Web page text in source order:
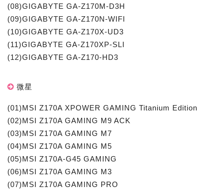
(08)GIGABYTE GA-Z170M-D3H
(09)GIGABYTE GA-Z170N-WIFI
(10)GIGABYTE GA-Z170X-UD3
(11)GIGABYTE GA-Z170XP-SLI
(12)GIGABYTE GA-Z170-HD3
微星
(01)MSI Z170A XPOWER GAMING Titanium Edition
(02)MSI Z170A GAMING M9 ACK
(03)MSI Z170A GAMING M7
(04)MSI Z170A GAMING M5
(05)MSI Z170A-G45 GAMING
(06)MSI Z170A GAMING M3
(07)MSI Z170A GAMING PRO